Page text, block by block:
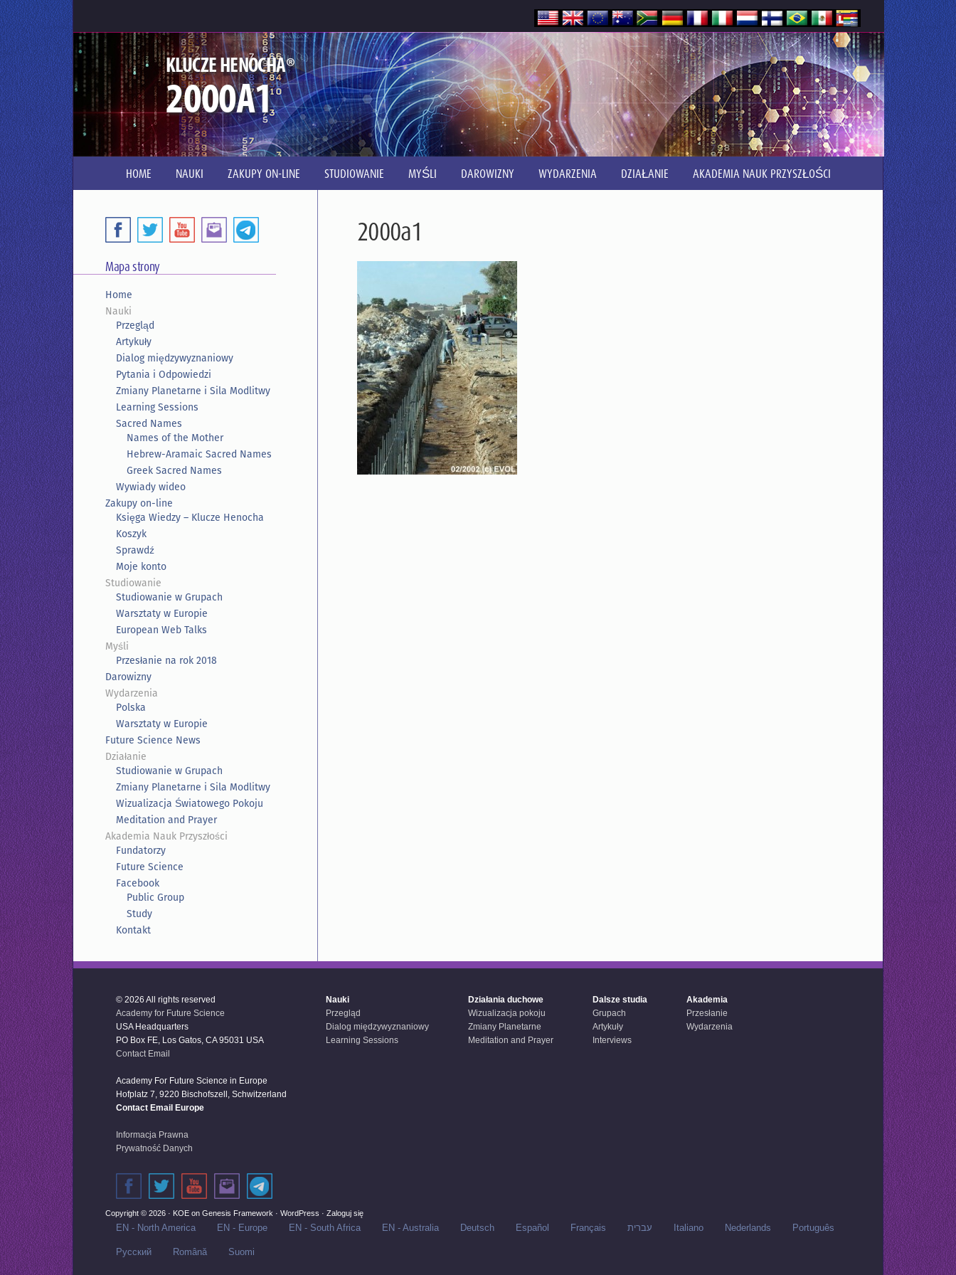
KLUCZE HENOCHA®
2000A1
HOME NAUKI ZAKUPY ON-LINE STUDIOWANIE MYŚLI DAROWIZNY WYDARZENIA DZIAŁANIE AKADEMIA NAUK PRZYSZŁOŚCI
2000a1
Mapa strony
Home
Nauki
Przegląd
Artykuły
Dialog międzywyznaniowy
Pytania i Odpowiedzi
Zmiany Planetarne i Sila Modlitwy
Learning Sessions
Sacred Names
Names of the Mother
Hebrew-Aramaic Sacred Names
Greek Sacred Names
Wywiady wideo
Zakupy on-line
Księga Wiedzy – Klucze Henocha
Koszyk
Sprawdź
Moje konto
Studiowanie
Studiowanie w Grupach
Warsztaty w Europie
European Web Talks
Myśli
Przesłanie na rok 2018
Darowizny
Wydarzenia
Polska
Warsztaty w Europie
Future Science News
Działanie
Studiowanie w Grupach
Zmiany Planetarne i Sila Modlitwy
Wizualizacja Światowego Pokoju
Meditation and Prayer
Akademia Nauk Przyszłości
Fundatorzy
Future Science
Facebook
Public Group
Study
Kontakt
© 2026 All rights reserved
Academy for Future Science
USA Headquarters
PO Box FE, Los Gatos, CA 95031 USA
Contact Email
Academy For Future Science in Europe
Hofplatz 7, 9220 Bischofszell, Schwitzerland
Contact Email Europe
Informacja Prawna
Prywatność Danych
Nauki
Przegląd
Dialog międzywyznaniowy
Learning Sessions
Działania duchowe
Wizualizacja pokoju
Zmiany Planetarne
Meditation and Prayer
Dalsze studia
Grupach
Artykuły
Interviews
Akademia
Przesłanie
Wydarzenia
Copyright © 2026 · KOE on Genesis Framework · WordPress · Zaloguj się
EN - North America EN - Europe EN - South Africa EN - Australia Deutsch Español Français עברית Italiano Nederlands Português
Русский‬ Română Suomi